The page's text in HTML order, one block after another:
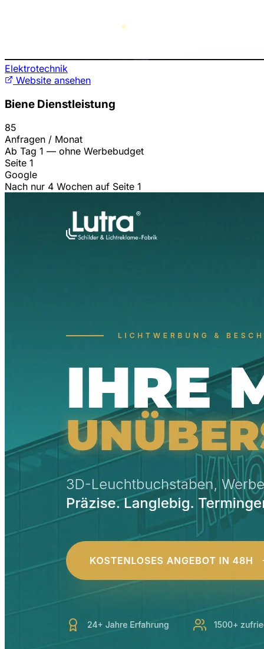
Elektrotechnik
Website ansehen
Biene Dienstleistung
85
Anfragen / Monat
Ab Tag 1 — ohne Werbebudget
Seite 1
Google
Nach nur 4 Wochen auf Seite 1